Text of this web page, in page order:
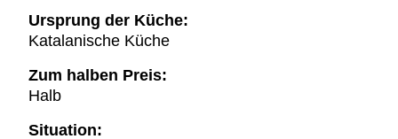
Ursprung der Küche:
Katalanische Küche
Zum halben Preis:
Halb
Situation: